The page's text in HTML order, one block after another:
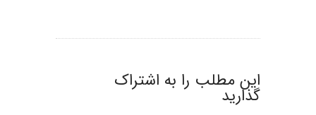
این مطلب را به اشتراک
گذارید